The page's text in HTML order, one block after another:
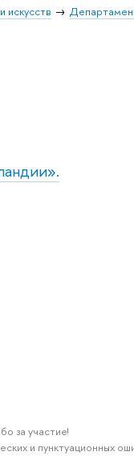
искусств
за участие!
и пунктуационных